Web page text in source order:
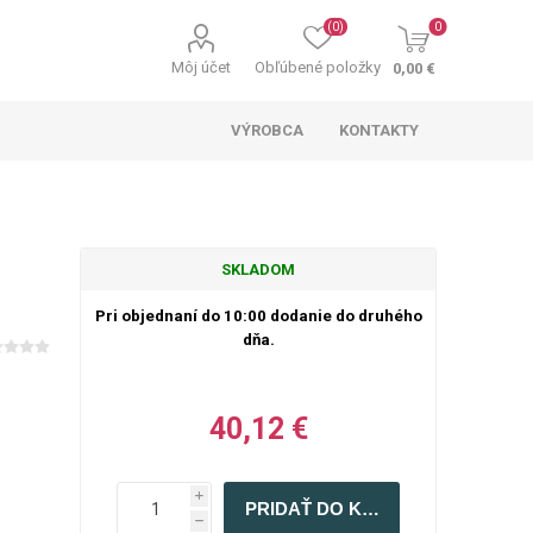
Môj účet Obľúbené položky
(0) 0
0,00 €
VÝROBCA KONTAKTY
SKLADOM
Pri objednaní do 10:00 dodanie do druhého
dňa.
40,12 €
i
h